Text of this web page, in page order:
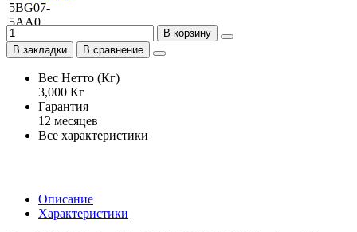
В корзину
В закладки
В сравнение
Вес Нетто (Кг)
3,000 Кг
Гарантия
12 месяцев
Все характеристики
Описание
Характеристики